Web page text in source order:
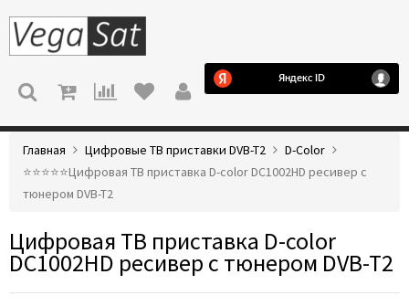
МЕНЮ
Главная Цифровые ТВ приставки DVB-T2
D-Color
⭐️⭐️⭐️⭐️⭐️Цифровая ТВ приставка D-color DC1002HD ресивер с
тюнером DVB-T2
Цифровая ТВ приставка D-color
DC1002HD ресивер с тюнером DVB-T2